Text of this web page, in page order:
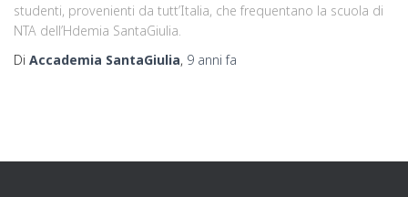
studenti, provenienti da tutt’Italia, che frequentano la scuola di
NTA dell’Hdemia SantaGiulia.
Di Accademia SantaGiulia, 9 anni fa